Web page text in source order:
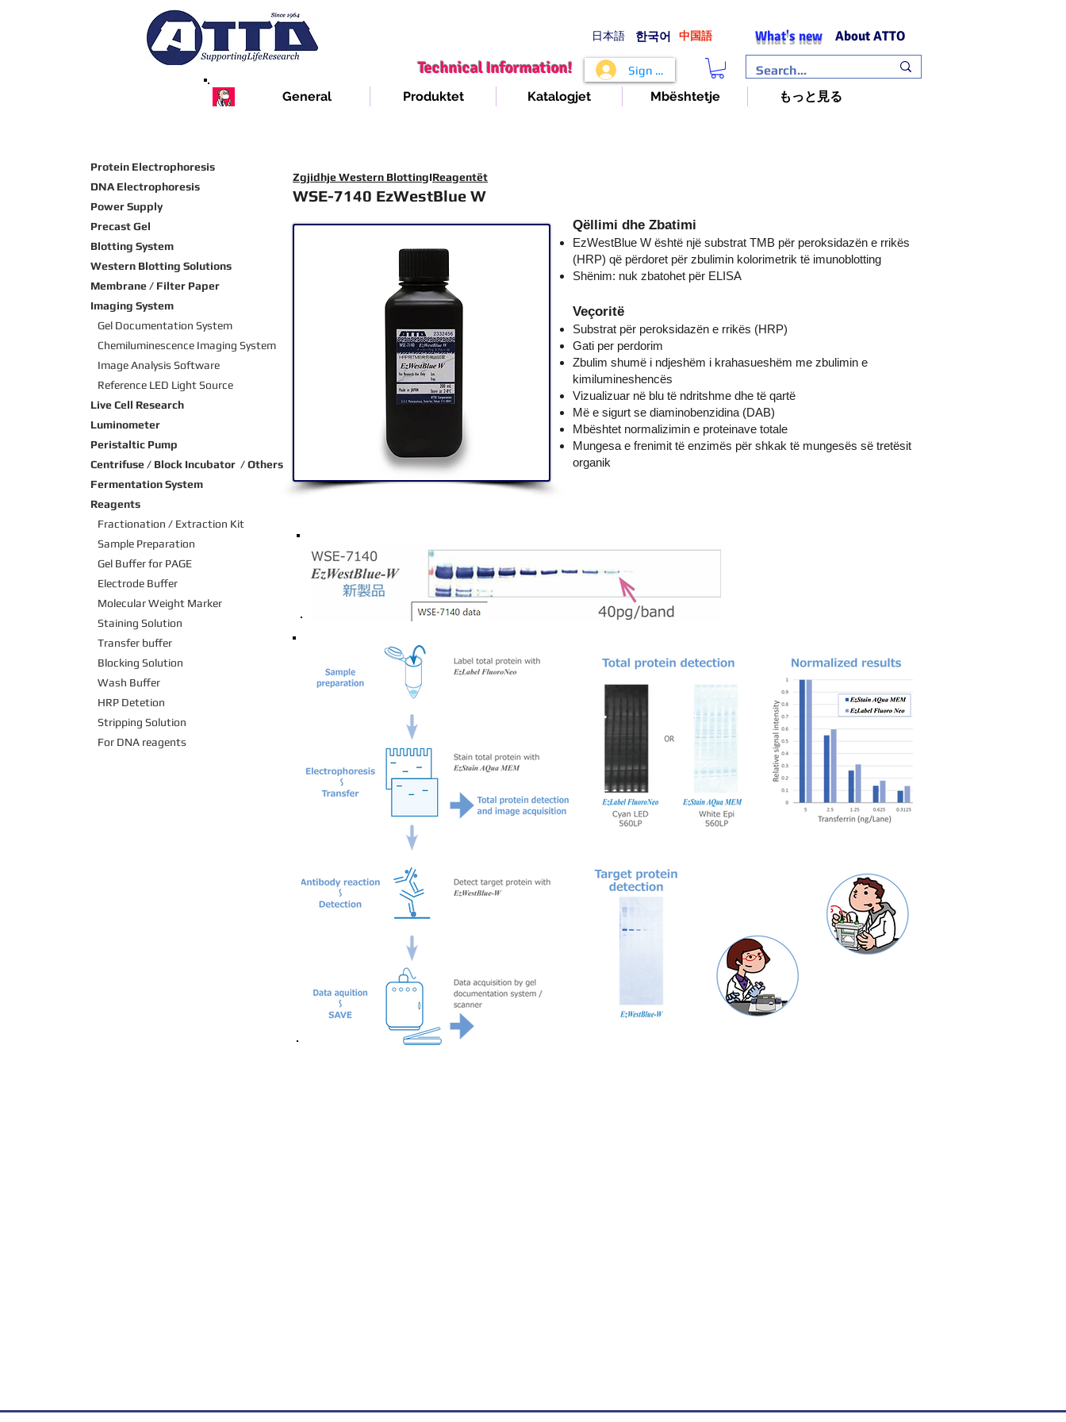
日本語 ​한국어 ​中国語 What's new About ATTO
Technical Information! Sign In
General Produktet Katalogjet Mbështetje もっと見る
Protein Electrophoresis
DNA Electrophoresis
Power Supply
Precast Gel
Blotting System
Western Blotting Solutions
Membrane / Filter Paper
Imaging System
Gel Documentation System
Chemiluminescence Imaging System
Image Analysis Software
Reference LED Light Source
Live Cell Research
Luminometer
Peristaltic Pump
Centrifuse / Block Incubator / Others
Fermentation System
Reagents
Fractionation / Extraction Kit
Sample Preparation
Gel Buffer for PAGE
Electrode Buffer
Molecular Weight Marker
Staining Solution
Transfer buffer
Blocking Solution
Wash Buffer
HRP Detetion
Stripping Solution
For DNA reagents
Zgjidhje Western BlottingIReagentët
WSE-7140 EzWestBlue W
Qëllimi dhe Zbatimi
EzWestBlue W është një substrat TMB për peroksidazën e rrikës
(HRP) që përdoret për zbulimin kolorimetrik të imunoblotting
Shënim: nuk zbatohet për ELISA
Veçoritë
Substrat për peroksidazën e rrikës (HRP)
Gati per perdorim
Zbulim shumë i ndjeshëm i krahasueshëm me zbulimin e
kimilumineshencës
Vizualizuar në blu të ndritshme dhe të qartë
Më e sigurt se diaminobenzidina (DAB)
Mbështet normalizimin e proteinave totale
Mungesa e frenimit të enzimës për shkak të mungesës së tretësit
organik